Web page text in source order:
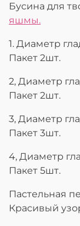
Бусина для
яшмы.
1. Диаметр
Пакет 2шт.
2, Диаметр
Пакет 2шт.
3, Диаметр
Пакет 3шт.
4, Диаметр
Пакет 5шт.
Пастельная
Красивый